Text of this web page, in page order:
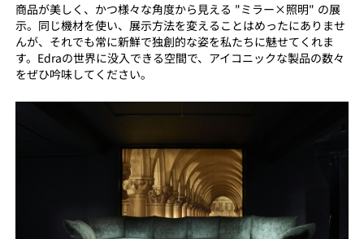
商品が美しく、かつ様々な角度から見える "ミラー×照明" の展
示。同じ機材を使い、展示方法を変えることはめったにありませ
んが、それでも常に新鮮で独創的な姿を私たちに魅せてくれま
す。Edraの世界に没入できる空間で、アイコニックな製品の数々
をぜひ吟味してください。